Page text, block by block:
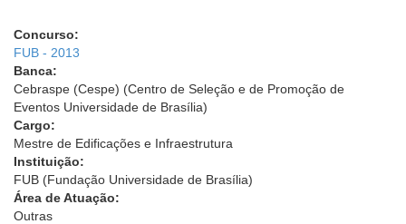
Concurso:
FUB - 2013
Banca:
Cebraspe (Cespe) (Centro de Seleção e de Promoção de
Eventos Universidade de Brasília)
Cargo:
Mestre de Edificações e Infraestrutura
Instituição:
FUB (Fundação Universidade de Brasília)
Área de Atuação:
Outras